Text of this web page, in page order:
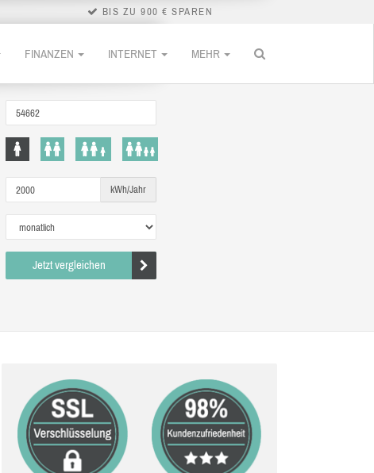
BIS ZU 900 € SPAREN
FINANZEN INTERNET MEHR
kWh/Jahr
Jetzt vergleichen